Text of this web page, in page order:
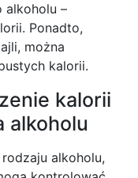
alkoholu –
Ponadto,
można
kalorii.
kalorii
alkoholu
alkoholu,